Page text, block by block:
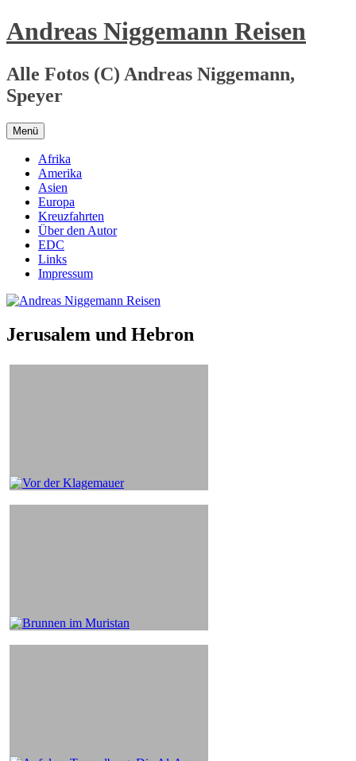
Zum
Inhalt
Andreas Niggemann Reisen
Alle Fotos (C) Andreas Niggemann,
Speyer
Menü
Afrika
Amerika
Asien
Europa
Kreuzfahrten
Über den Autor
EDC
Links
Impressum
Jerusalem und Hebron